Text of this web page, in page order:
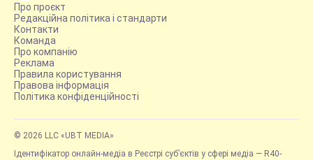
Про проєкт
Редакційна політика і стандарти
Контакти
Команда
Про компанію
Реклама
Правила користування
Правова інформація
Політика конфіденційності
© 2026 LLC «UBT MEDIA»
Ідентифікатор онлайн-медіа в Реєстрі суб’єктів у сфері медіа — R40-